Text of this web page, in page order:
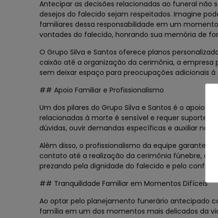
Antecipar as decisões relacionadas ao funeral
desejos do falecido sejam respeitados. Imagine
familiares dessa responsabilidade em um
vontades do falecido, honrando sua memória de
O Grupo Silva e Santos oferece planos
caixão até a organização da cerimônia, a
sem deixar espaço para preocupações adicionais
## Apoio Familiar e Profissionalismo
Um dos pilares do Grupo Silva e Santos é o apoio
relacionadas à morte é sensível e requer suporte
dúvidas, ouvir demandas específicas e auxiliar na
Além disso, o profissionalismo da equipe garante
contato até a realização da cerimônia fúnebre, o
prezando pela dignidade do falecido e pelo
## Tranquilidade Familiar em Momentos Difíceis
Ao optar pelo planejamento funerário antecipado
família em um dos momentos mais delicados da